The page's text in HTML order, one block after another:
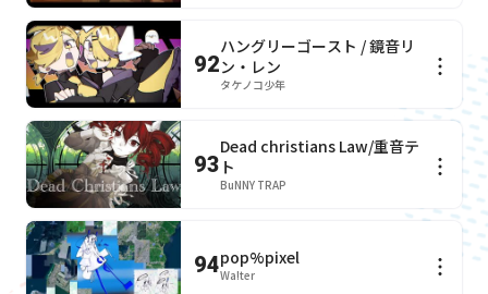
92
ハングリーゴースト / 鏡音リ
ン・レン
タケノコ少年
93
Dead christians Law/重音テ
ト
BuNNY TRAP
94pop%pixel
Wa!ter